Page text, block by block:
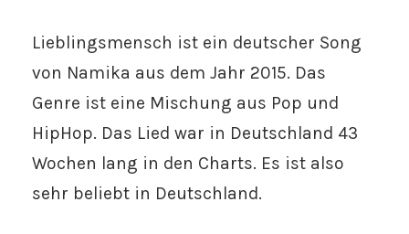
Lieblingsmensch ist ein deutscher Song
von Namika aus dem Jahr 2015. Das
Genre ist eine Mischung aus Pop und
HipHop. Das Lied war in Deutschland 43
Wochen lang in den Charts. Es ist also
sehr beliebt in Deutschland.